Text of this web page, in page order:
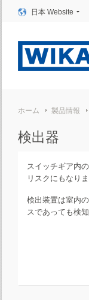
日本 Website
ホーム 製品情報
検出器
スイッチギア内
リスクにもなり
検出装置は室内
スであっても検